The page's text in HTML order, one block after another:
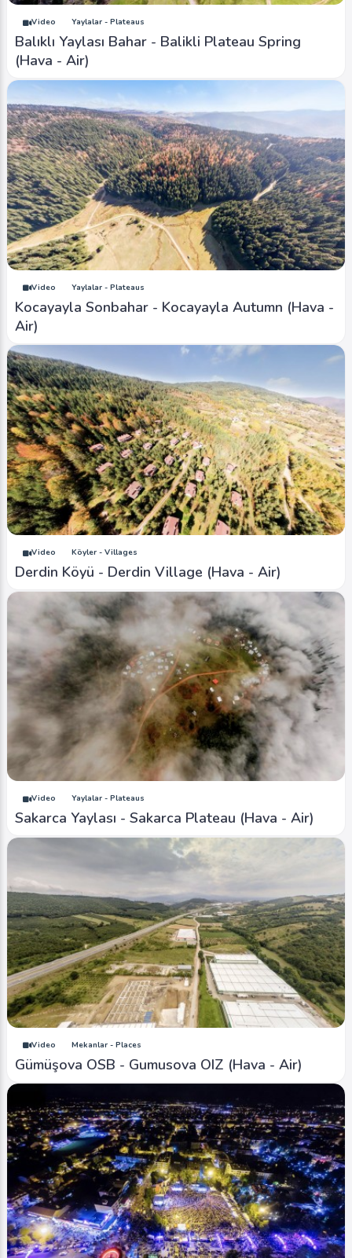
Video Yaylalar - Plateaus
Balıklı Yaylası Bahar - Balikli Plateau Spring
(Hava - Air)
Video Yaylalar - Plateaus
Kocayayla Sonbahar - Kocayayla Autumn (Hava -
Air)
Video Köyler - Villages
Derdin Köyü - Derdin Village (Hava - Air)
Video Yaylalar - Plateaus
Sakarca Yaylası - Sakarca Plateau (Hava - Air)
Video Mekanlar - Places
Gümüşova OSB - Gumusova OIZ (Hava - Air)